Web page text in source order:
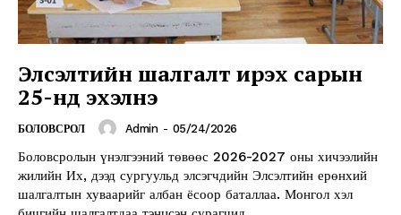
Элсэлтийн шалгалт ирэх сарын
25-нд эхэлнэ
БОЛОВСРОЛ Admin - 05/24/2026
Боловсролын үнэлгээний төвөөс 2026-2027 оны хичээлийн
жилийн Их, дээд сургуульд элсэгчдийн Элсэлтийн ерөнхий
шалгалтын хуваарийг албан ёсоор баталлаа. Монгол хэл